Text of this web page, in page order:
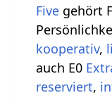
Fivegehört
kooperativ,
auch E0
reserviert,